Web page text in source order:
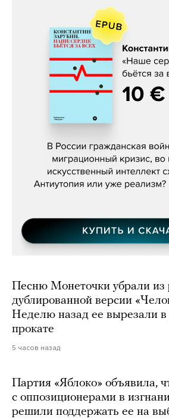
Константин Зарубин,
Песню Монеточки убрали из
дублированной версии
Неделю назад ее вырезали в
прокате
5 часов назад
Партия «Яблоко» объявила,
с оппозиционерами в
решили поддержать ее на